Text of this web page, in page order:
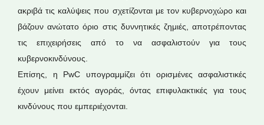
ακριβά τις καλύψεις που σχετίζονται με τον κυβερνοχώρο και
βάζουν ανώτατο όριο στις δυννητικές ζημιές, αποτρέποντας
τις επιχειρήσεις από το να ασφαλιστούν για τους
κυβερνοκινδύνους.
Επίσης, η PwC υπογραμμίζει ότι ορισμένες ασφαλιστικές
έχουν μείνει εκτός αγοράς, όντας επιφυλακτικές για τους
κινδύνους που εμπεριέχονται.